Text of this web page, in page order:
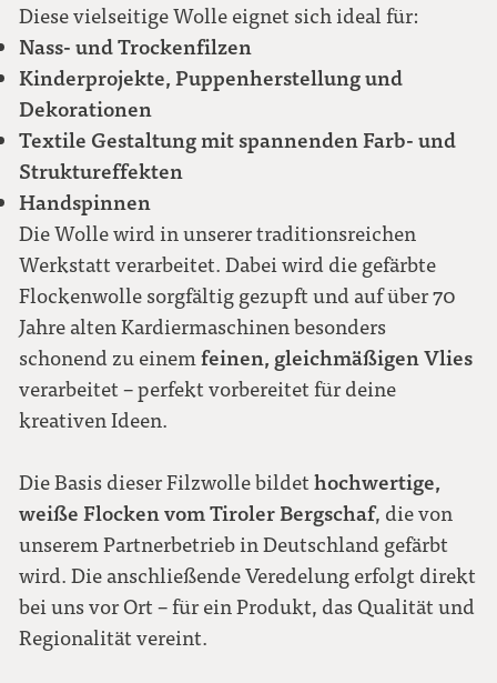
Diese vielseitige Wolle eignet sich ideal für:
Nass- und Trockenfilzen
Kinderprojekte, Puppenherstellung und
Dekorationen
Textile Gestaltung mit spannenden Farb- und
Struktureffekten
Handspinnen
Die Wolle wird in unserer traditionsreichen
Werkstatt verarbeitet. Dabei wird die gefärbte
Flockenwolle sorgfältig gezupft und auf über 70
Jahre alten Kardiermaschinen besonders
schonend zu einemfeinen, gleichmäßigen Vlies
verarbeitet – perfekt vorbereitet für deine
kreativen Ideen.
Die Basis dieser Filzwolle bildethochwertige,
weiße Flocken vom Tiroler Bergschaf, die von
unserem Partnerbetrieb in Deutschland gefärbt
wird. Die anschließende Veredelung erfolgt direkt
bei uns vor Ort – für ein Produkt, das Qualität und
Regionalität vereint.